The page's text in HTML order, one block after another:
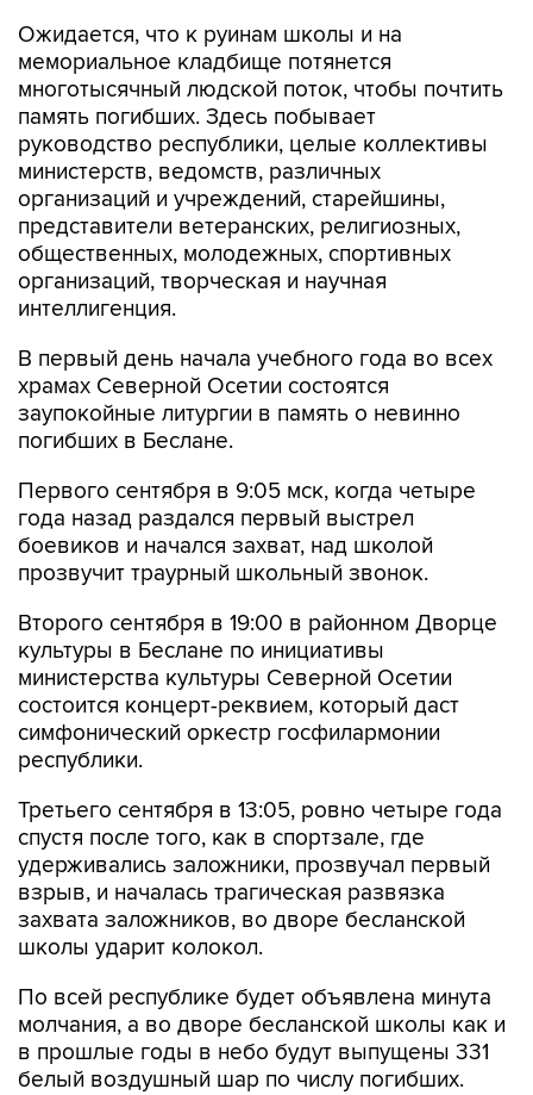
Ожидается, что к руинам школы и на
мемориальное кладбище потянется
многотысячный людской поток, чтобы почтить
память погибших. Здесь побывает
руководство республики, целые коллективы
министерств, ведомств, различных
организаций и учреждений, старейшины,
представители ветеранских, религиозных,
общественных, молодежных, спортивных
организаций, творческая и научная
интеллигенция.
В первый день начала учебного года во всех
храмах Северной Осетии состоятся
заупокойные литургии в память о невинно
погибших в Беслане.
Первого сентября в 9:05 мск, когда четыре
года назад раздался первый выстрел
боевиков и начался захват, над школой
прозвучит траурный школьный звонок.
Второго сентября в 19:00 в районном Дворце
культуры в Беслане по инициативы
министерства культуры Северной Осетии
состоится концерт-реквием, который даст
симфонический оркестр госфилармонии
республики.
Третьего сентября в 13:05, ровно четыре года
спустя после того, как в спортзале, где
удерживались заложники, прозвучал первый
взрыв, и началась трагическая развязка
захвата заложников, во дворе бесланской
школы ударит колокол.
По всей республике будет объявлена минута
молчания, а во дворе бесланской школы как и
в прошлые годы в небо будут выпущены 331
белый воздушный шар по числу погибших.